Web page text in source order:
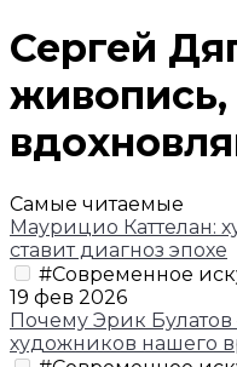
Сергей
живопись,
Самые читаемые
Маурицио Каттелан:
ставит диагноз эпохе
#Современное
19 фев 2026
Почему Эрик
художников нашего